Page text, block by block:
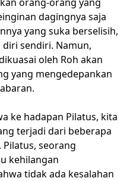
dagingnya saja
yang suka berselisih,
sendiri. Namun,
oleh Roh akan
yang mengedepankan
ke hadapan Pilatus, kita
terjadi dari beberapa
seorang
kehilangan
tidak ada kesalahan